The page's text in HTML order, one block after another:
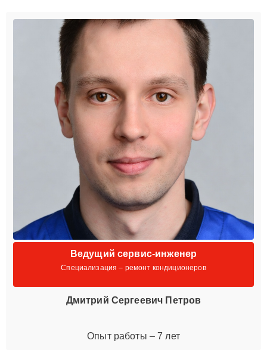
Ведущий сервис-инженер
Специализация – ремонт кондиционеров
Дмитрий Сергеевич Петров
Опыт работы – 7 лет